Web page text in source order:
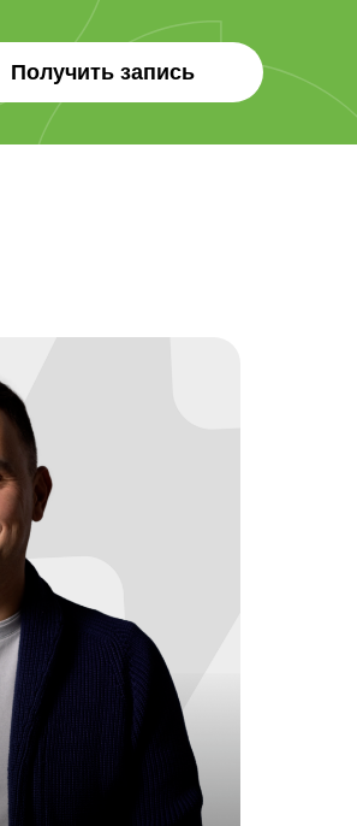
Получить запись
Как крупный бизнес